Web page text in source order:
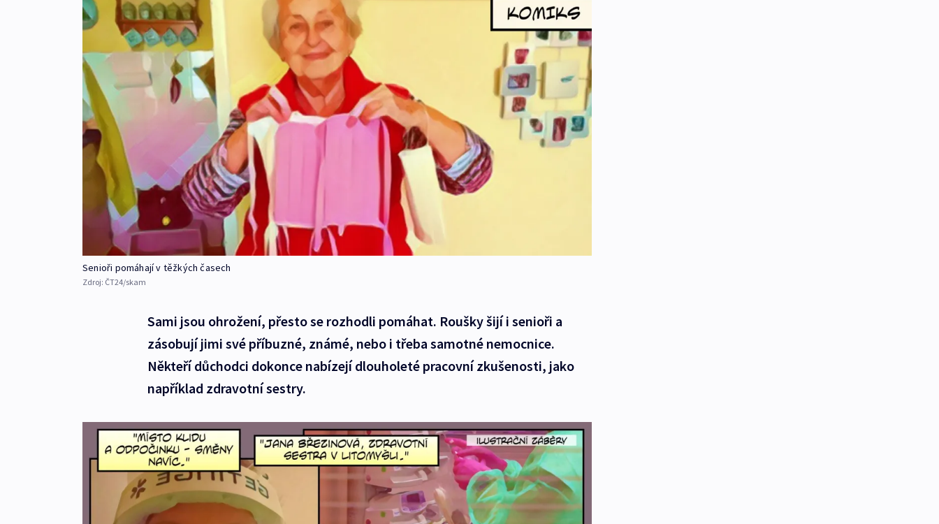
Senioři pomáhají v těžkých časech
Zdroj: ČT24/skam
Sami jsou ohrožení, přesto se rozhodli pomáhat. Roušky šijí i senioři a
zásobují jimi své příbuzné, známé, nebo i třeba samotné nemocnice.
Někteří důchodci dokonce nabízejí dlouholeté pracovní zkušenosti, jako
například zdravotní sestry.